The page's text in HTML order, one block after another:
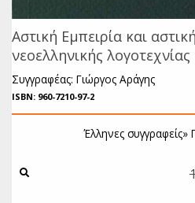
Αστική Εμπειρία και
νεοελληνικής λογοτεχνίας
Συγγραφέας: Γιώργος Αράγης
ISBN: 960-7210-97-2
Έλληνες συγγραφείς»